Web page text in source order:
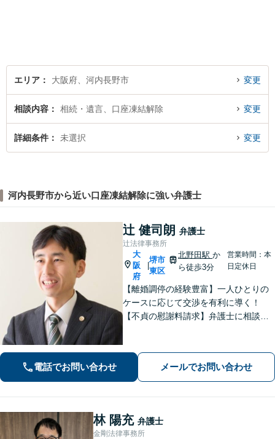
エリア 大阪府、河内長野市 変更
相談内容 相続・遺言、口座凍結解除 変更
詳細条件 未選択 変更
河内長野市から近い口座凍結解除に強い弁護士
辻 健司朗 弁護士
辻法律事務所
大
阪
府
堺市
東区
北野田駅か
ら徒歩3分
営業時間：本
日定休日
【離婚調停の経験豊富】一人ひとりの
ケースに応じて交渉を有利に導く！
【不貞の慰謝料請求】弁護士に相談す
費・面会交流の問題にも対応】【北野
田駅3分】【完全個室で秘密厳守】
電話でお問い合わせ メールでお問い合わせ
林 陽充 弁護士
金剛法律事務所